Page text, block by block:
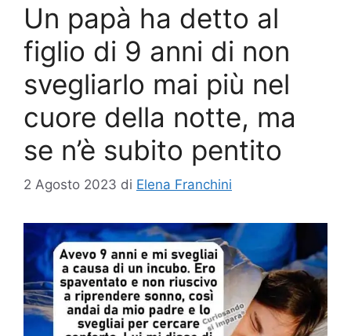
Un papà ha detto al
figlio di 9 anni di non
svegliarlo mai più nel
cuore della notte, ma
se n’è subito pentito
2 Agosto 2023 di Elena Franchini